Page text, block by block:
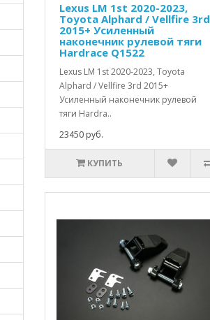
Lexus LM 1st 2020-2023,
Toyota Alphard / Vellfire 3rd
2015+ Усиленный
наконечник рулевой тяги
Hardrace Q1522
Lexus LM 1st 2020-2023, Toyota
Alphard / Vellfire 3rd 2015+
Усиленный наконечник рулевой
тяги Hardra..
23450 руб.
КУПИТЬ